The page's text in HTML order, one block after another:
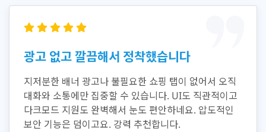
광고 없고 깔끔해서 정착했습니다
지저분한 배너 광고나 불필요한 쇼핑 탭이 없어서 오직
대화와 소통에만 집중할 수 있습니다. UI도 직관적이고
다크모드 지원도 완벽해서 눈도 편안하네요. 압도적인
보안 기능은 덤이고요. 강력 추천합니다.